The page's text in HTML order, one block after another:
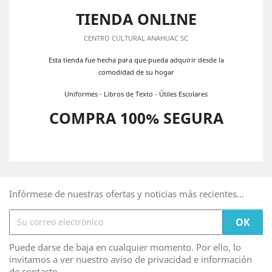
TIENDA ONLINE
CENTRO CULTURAL ANAHUAC SC
Esta tienda fue hecha para que pueda adquirir desde la
comodidad de su hogar
Uniformes - Libros de Texto - Útiles Escolares
COMPRA 100% SEGURA
Infórmese de nuestras ofertas y noticias más recientes...
Puede darse de baja en cualquier momento. Por ello, lo
invitamos a ver nuestro aviso de privacidad e información